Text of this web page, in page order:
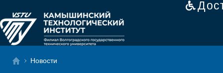
Новости